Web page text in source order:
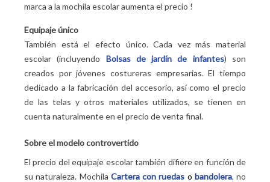
marca a la mochila escolar aumenta el precio !
Equipaje único
También está el efecto único. Cada vez más material
escolar (incluyendo Bolsas de jardín de infantes) son
creados por jóvenes costureras empresarias. El tiempo
dedicado a la fabricación del accesorio, así como el precio
de las telas y otros materiales utilizados, se tienen en
cuenta naturalmente en el precio de venta final.
Sobre el modelo controvertido
El precio del equipaje escolar también difiere en función de
su naturaleza. Mochila Cartera con ruedas o bandolera, no